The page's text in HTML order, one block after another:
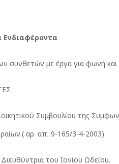
Ενδιαφέροντα
με έργα για φωνή και
Συμβουλίου της
αρ. απ. 9-165/3-4-2003)
του Ιονίου Ωδείου.